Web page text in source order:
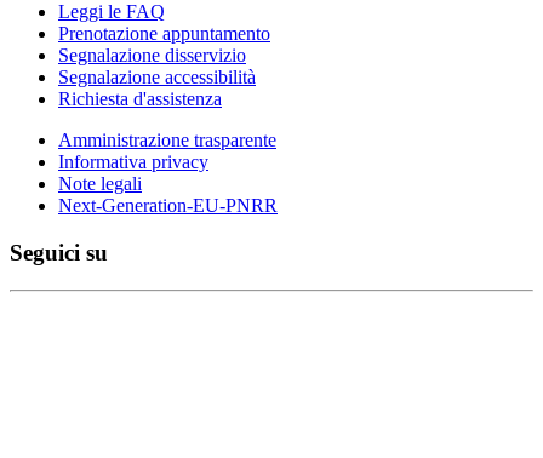
Leggi le FAQ
Prenotazione appuntamento
Segnalazione disservizio
Segnalazione accessibilità
Richiesta d'assistenza
Amministrazione trasparente
Informativa privacy
Note legali
Next-Generation-EU-PNRR
Seguici su